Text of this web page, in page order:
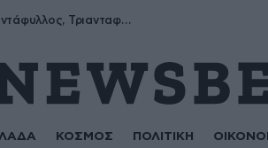
Μύρων, Τριαντάφυλλος, Τριανταφυλλιά, Φυλλιώ, Ρόζα
ΚΟΣΜΟΣ ΠΟΛΙΤΙΚΗ